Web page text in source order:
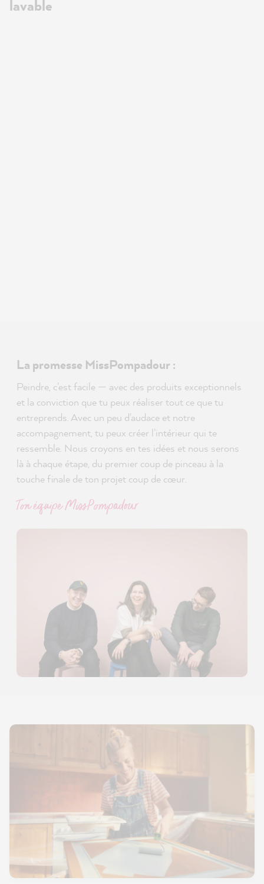
lavable
La promesse MissPompadour :
Peindre, c'est facile — avec des produits exceptionnels
et la conviction que tu peux réaliser tout ce que tu
entreprends. Avec un peu d'audace et notre
accompagnement, tu peux créer l'intérieur qui te
ressemble. Nous croyons en tes idées et nous serons
là à chaque étape, du premier coup de pinceau à la
touche finale de ton projet coup de cœur.
Ton équipe MissPompadour